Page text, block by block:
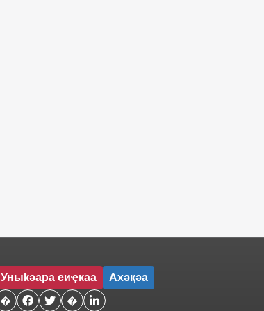
Уныҟәара еиҿкаа Ахәқәа
�   � 